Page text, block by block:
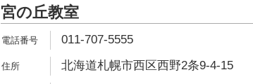
宮の丘教室
011-707-5555
北海道札幌市西区西野2条9-4-15